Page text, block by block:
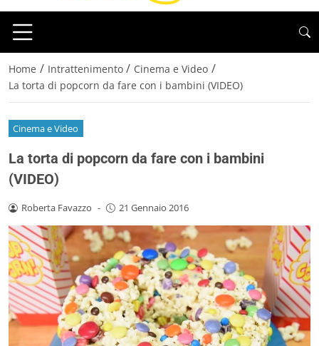
Home / Intrattenimento / Cinema e Video /
La torta di popcorn da fare con i bambini (VIDEO)
Cinema e Video
La torta di popcorn da fare con i bambini
(VIDEO)
Roberta Favazzo - 21 Gennaio 2016